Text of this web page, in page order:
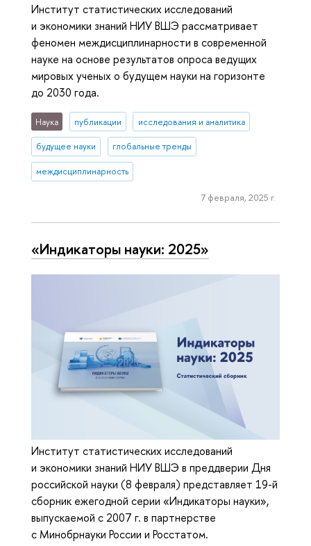
Институт статистических исследований
и экономики знаний НИУ ВШЭ рассматривает
феномен междисциплинарности в современной
науке на основе результатов опроса ведущих
мировых ученых о будущем науки на горизонте
до 2030 года.
Наука публикации исследования и аналитика
будущее науки глобальные тренды
междисциплинарность
7 февраля, 2025 г.
«Индикаторы науки: 2025»
Институт статистических исследований
и экономики знаний НИУ ВШЭ в преддверии Дня
российской науки (8 февраля) представляет 19-й
сборник ежегодной серии «Индикаторы науки»,
выпускаемой с 2007 г. в партнерстве
с Минобрнауки России и Росстатом.